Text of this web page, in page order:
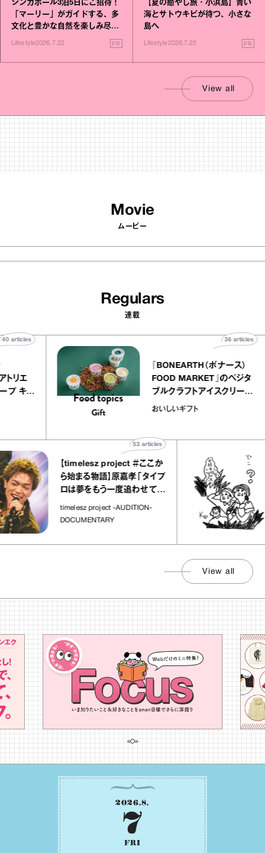
シンガポール3泊5日にご招待！
「マーリー」がガイドする、多
文化と豊かな自然を楽しみ尽く
Lifestyle2026.7.22 PR
【夏の癒やし旅・小浜島】青い
海とサトウキビが待つ、小さな
島へ
Lifestyle2026.7.22 PR
View all
Movie
ムービー
Regulars
連載
ー アトリエ
クレープ キャ
40articles
『BONEARTH（ボナース）
FOOD MARKET』のベジ
ブルクラフトアイスクリ
｜真野知子の「おいしい
おいしいギフト
36
【timelesz project ＃ここか
ら始まる物語】原嘉孝「タイプ
ロは夢をもう一度追わせてく
れた場所」
timelesz project -AUDITION-
DOCUMENTARY
articles
View all
2026.8.
7
FRI